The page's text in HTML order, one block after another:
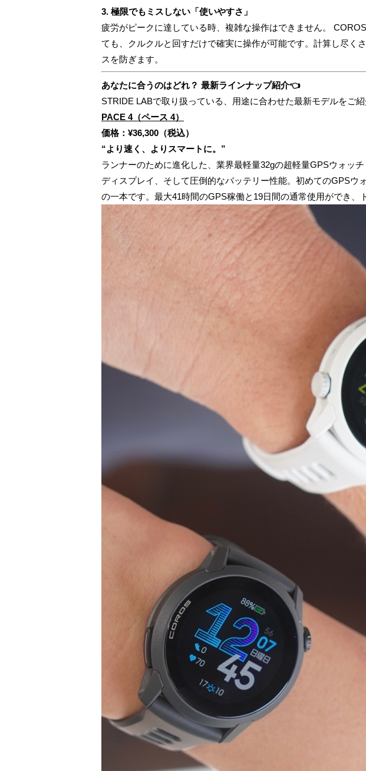
3. 極限でもミスしない「使いやすさ」
疲労がピークに達している時、複雑な操作はできません。
ても、クルクルと回すだけで確実に操作が可能です。計算し尽く
スを防ぎます。
あなたに合うのはどれ？ 最新ラインナップ紹介👈
STRIDE LABで取り扱っている、用途に合わせた最新モデルをご紹
PACE 4（ペース 4）
価格：¥36,300（税込）
“より速く、よりスマートに。”
ランナーのために進化した、業界最軽量32gの超軽量GPSウォッ
ディスプレイ、そして圧倒的なバッテリー性能。初めてのGPS
の一本です。最大41時間のGPS稼働と19日間の通常使用ができ